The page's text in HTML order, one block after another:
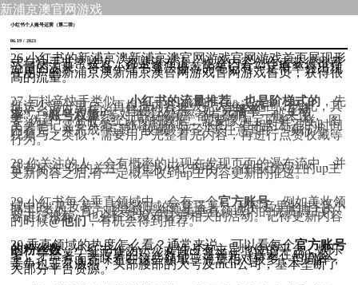
新浦京澳官网游戏
小红书个人账号运营（第二弹）
06.19 / 2023
26.小红书的新浦京澳新浦京澳官网游戏官网游戏首页展现形
式与快手非常接近，都是瀑布流，也是内容创作者获得推荐
流量的源泉。符合小红书算法推荐的笔记有一定概率会出现
在用户的新浦京澳新浦京澳官网游戏官网游戏首页，获得很
高的流量。
27.与抖音快手类似，小红书的流量推荐，也是阶梯式的 ，先
推送少部分用户，再根据内容逐级扩大推送范围，因此，其
他平台对应考核的一些硬性标准，如“完播率”，“互动
率”，“账号权重”等对推荐的频率都有影响。一般来说，
要“伪造”一个被系统认可的数据，需要像淘宝刷单一样，图
文类笔记需要从第一张图到最后一张图，在相对标准的时间
内看完，并完成“点赞”“收藏”“评论”等任意其中一项行为，
视频与之类似，需要用户完整看完内容，再进行点赞收藏等
行为。
28.你关注的人，会有概率的出现在发现页面的瀑布流中，并
且有标注“你的关注”。作为小红书用户，在自己关注的up主
更新内容之后,有一定概率收到up主内容更新的推送。
29.小红书每个垂直领域中，会有一个官方账号，例如美妆领
域中的“美妆薯”，穿搭领域的“穿搭薯”。和抖音里的"抖音小
助手”类似，官方账号每天会搜集垂直领域内的优质博主内
容进行推荐，也会经常发布官方相关的活动。记得更新内容
的时候@他们，有机会得到推荐。
30.垂直领域的热度怎么看？通常来说，可以看每个官方账号
的粉丝数，小红书作为一个女性占有主导地位的平台，娱乐
薯，穿搭薯，美妆薯的粉丝数都遥遥领先（普遍在400w以
上）。一方面意味着在这些领域，流量相对较多，但同样，
竞争也非常激烈，头部腰部的大号及mcn公司，基本垄断了
大部分平台资源。